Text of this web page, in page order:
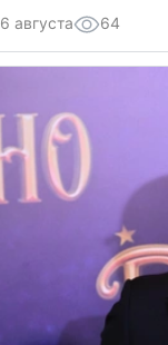
6 августа 64